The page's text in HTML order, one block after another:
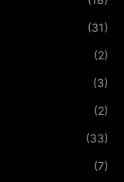
(31)
(2)
(3)
(2)
(33)
(7)